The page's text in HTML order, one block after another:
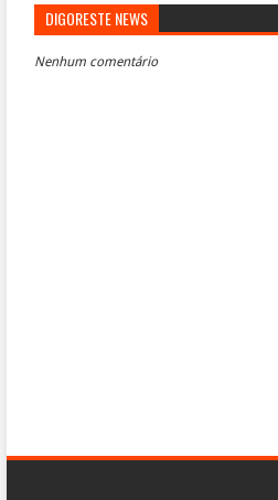
DIGORESTE NEWS
Nenhum comentário